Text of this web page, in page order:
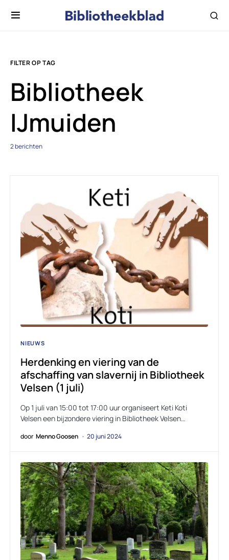
FILTER OP TAG
Bibliotheek
IJmuiden
2 berichten
NIEUWS
Herdenking en viering van de
afschaffing van slavernij in Bibliotheek
Velsen (1 juli)
Op 1 juli van 15:00 tot 17:00 uur organiseert Keti Koti
Velsen een bijzondere viering in Bibliotheek Velsen…
door Menno Goosen 20 juni 2024